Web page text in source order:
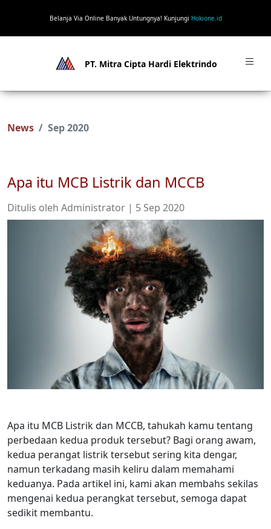
Belanja Via Online Banyak Untungnya! Kunjungi Hokione.id
PT. Mitra Cipta Hardi Elektrindo
News Sep 2020
Apa itu MCB Listrik dan MCCB
Ditulis oleh Administrator | 5 Sep 2020
Apa itu MCB Listrik dan MCCB, tahukah kamu tentang
perbedaan kedua produk tersebut? Bagi orang awam,
kedua perangat listrik tersebut sering kita dengar,
namun terkadang masih keliru dalam memahami
keduanya. Pada artikel ini, kami akan membahs sekilas
mengenai kedua perangkat tersebut, semoga dapat
sedikit membantu.